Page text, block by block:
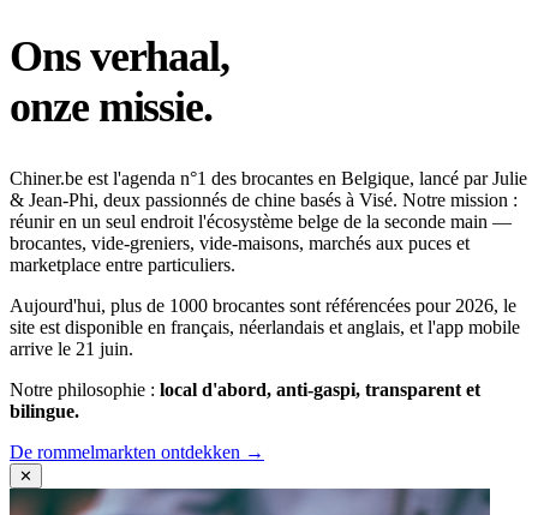
Ons verhaal,
onze missie.
Chiner.be est l'agenda n°1 des brocantes en Belgique, lancé par Julie
& Jean-Phi, deux passionnés de chine basés à Visé. Notre mission :
réunir en un seul endroit l'écosystème belge de la seconde main —
brocantes, vide-greniers, vide-maisons, marchés aux puces et
marketplace entre particuliers.
Aujourd'hui, plus de 1000 brocantes sont référencées pour 2026, le
site est disponible en français, néerlandais et anglais, et l'app mobile
arrive le 21 juin.
Notre philosophie : local d'abord, anti-gaspi, transparent et
bilingue.
De rommelmarkten ontdekken →
✕